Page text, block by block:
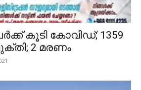
കൂടി കോവിഡ്; 1359
2 മരണം